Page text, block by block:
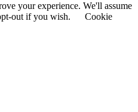
your experience. We'll assume
out if you wish.
Cookie